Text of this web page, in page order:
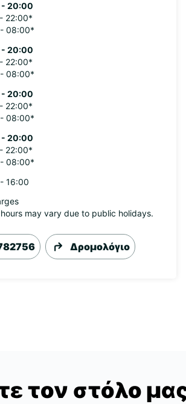
20:00
22:00*
08:00*
20:00
22:00*
08:00*
20:00
22:00*
08:00*
20:00
22:00*
08:00*
16:00
may vary due to public holidays.
Δρομολόγιο
τον στόλο